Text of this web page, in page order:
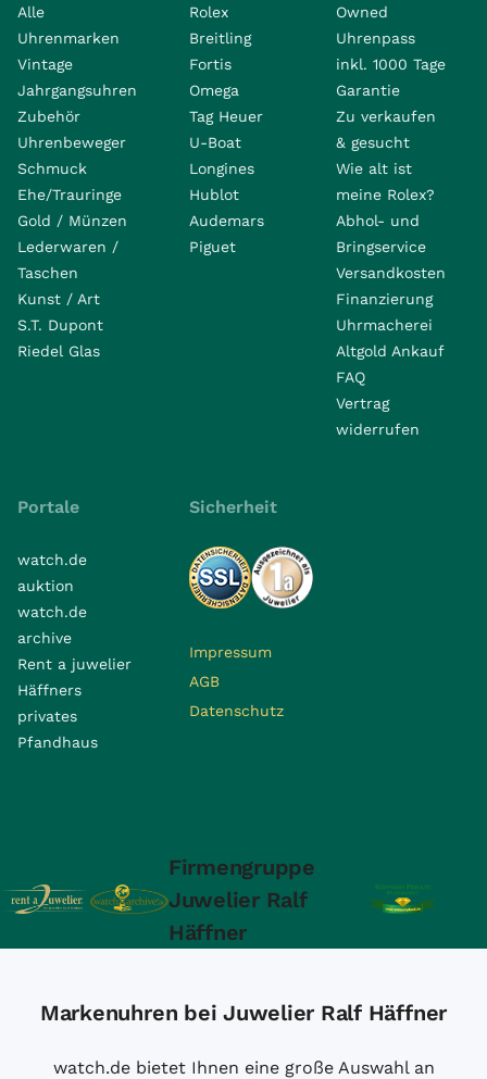
Alle
Uhrenmarken
Vintage
Jahrgangsuhren
Zubehör
Uhrenbeweger
Schmuck
Ehe/Trauringe
Gold / Münzen
Lederwaren /
Taschen
Kunst / Art
S.T. Dupont
Riedel Glas
Rolex
Breitling
Fortis
Omega
Tag Heuer
U-Boat
Longines
Hublot
Audemars
Piguet
Owned
Uhrenpass
inkl. 1000 Tage
Garantie
Zu verkaufen
& gesucht
Wie alt ist
meine Rolex?
Abhol- und
Bringservice
Versandkosten
Finanzierung
Uhrmacherei
Altgold Ankauf
FAQ
Vertrag
widerrufen
Portale
watch.de
auktion
watch.de
archive
Rent a juwelier
Häffners
privates
Pfandhaus
Sicherheit
Impressum
AGB
Datenschutz
Firmengruppe
Juwelier Ralf
Häffner
Markenuhren bei Juwelier Ralf Häffner
watch.de bietet Ihnen eine große Auswahl an